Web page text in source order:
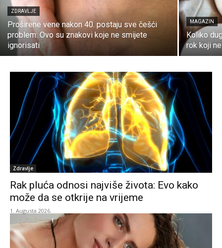
ZDRAVLJE
Proširene vene nakon 40. postaju sve češći
problem: Ovo su znakovi koje ne smijete
ignorisati
MAGAZIN
Koliko
rok koji
Zdravlje
Rak pluća odnosi najviše života: Evo kako
može da se otkrije na vrijeme
1. Augusta 2026.